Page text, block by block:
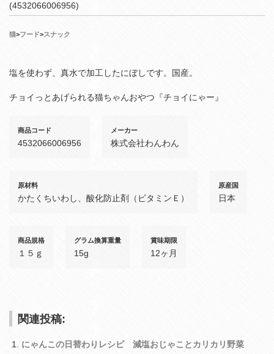
(4532066006956)
猫>フード>スナック
塩を使わず、真水で加工したにぼしです。国産。
チョイっとあげられる猫ちゃんおやつ『チョイにゃー』
商品コード
4532066006956
メーカー
株式会社わんわん
原材料
かたくちいわし、酸化防止剤（ビタミンＥ）
原産国
日本
商品規格
１５ｇ
グラム換算重量
15g
賞味期限
12ヶ月
関連投稿:
にゃんこの日替わりレシピ 減塩おじゃことカリカリ野菜